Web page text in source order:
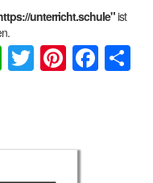
unterricht.schule"ist
WhatsApp
Twitter